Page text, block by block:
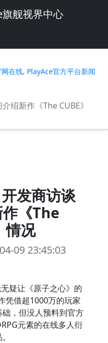
旗舰视界中心
在线, PlayAce官方平台新闻
绍新作《The CUBE》
开发商访谈
《The
情况
09 23:45:03
无疑让《原子之心》的
凭借超1000万的玩家
，但没人预料到官方
元素的在线多人衍